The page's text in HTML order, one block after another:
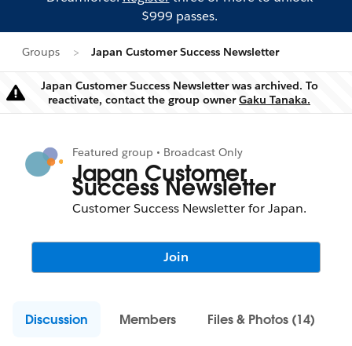
$999 passes.
Groups Japan Customer Success Newsletter
Warning
Japan Customer Success Newsletter was archived. To
reactivate, contact the group ownerGaku Tanaka.
Featured group • Broadcast Only
Japan Customer
Success Newsletter
Customer Success Newsletter for Japan.
Join
Discussion Members Files & Photos (14)